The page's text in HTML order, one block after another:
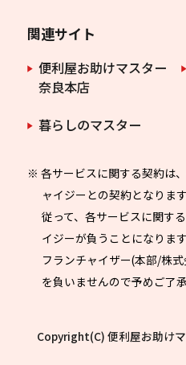
関連サイト
便利屋お助けマスター
奈良本店
暮らしのマスター
※ 各サービスに関する契約は
ャイジーとの契約となります
従って、各サービスに関す
イジーが負うことになります
フランチャイザー(本部/株
を負いませんので予めご了
Copyright(C) 便利屋お助け